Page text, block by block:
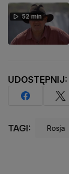
52 min
UDOSTĘPNIJ:
TAGI: Rosja